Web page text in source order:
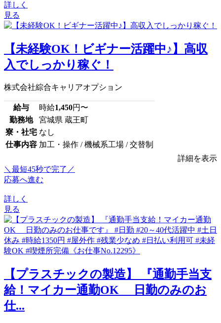
詳しく
見る
【未経験OK！ビギナー活躍中♪】高収
入でしっかり稼ぐ！
株式会社綜合キャリアオプション
給与 時給1,450円〜
勤務地
宮城県 蔵王町
寮・社宅 なし
仕事内容 加工・操作 / 機械系工場 / 交替制
詳細を表示
＼最短45秒で完了／
応募へ進む
詳しく
見る
【プラスチックの製造】 『通勤手当支
給！マイカー通勤OK 日勤のみのお
仕...